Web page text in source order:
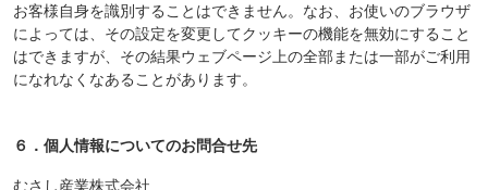
お客様自身を識別することはできません。なお、お使いのブラウザ
によっては、その設定を変更してクッキーの機能を無効にすること
はできますが、その結果ウェブページ上の全部または一部がご利用
になれなくなあることがあります。
６．個人情報についてのお問合せ先
むさし産業株式会社